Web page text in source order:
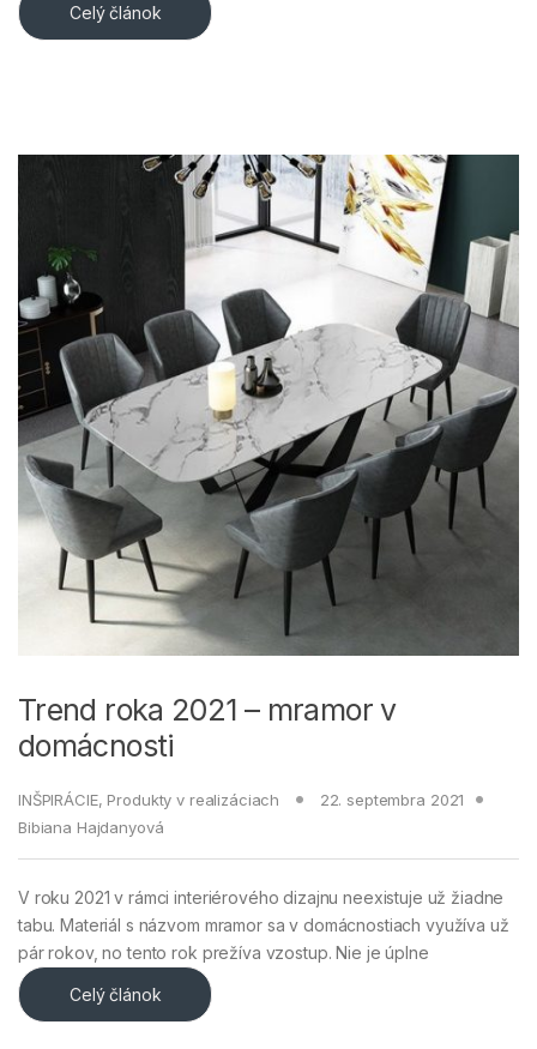
Celý článok
Trend roka 2021 – mramor v
domácnosti
INŠPIRÁCIE, Produkty v realizáciach
22. septembra 2021
Bibiana Hajdanyová
V roku 2021 v rámci interiérového dizajnu neexistuje už žiadne
tabu. Materiál s názvom mramor sa v domácnostiach využíva už
pár rokov, no tento rok prežíva vzostup. Nie je úplne
Celý článok